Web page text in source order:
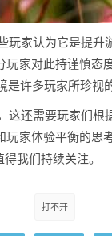
玩家认为它是提
家对此持谨慎
许多玩家所珍视的
这还需要玩家们
家体验平衡的
我们持续关注。
打不开